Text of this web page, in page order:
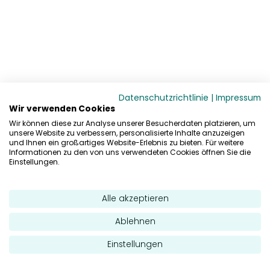
Datenschutzrichtlinie | Impressum
Wir verwenden Cookies
Wir können diese zur Analyse unserer Besucherdaten platzieren, um
unsere Website zu verbessern, personalisierte Inhalte anzuzeigen
und Ihnen ein großartiges Website-Erlebnis zu bieten. Für weitere
Informationen zu den von uns verwendeten Cookies öffnen Sie die
Einstellungen.
Alle akzeptieren
Ablehnen
Einstellungen